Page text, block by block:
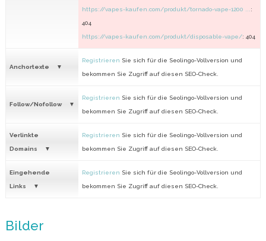
https://vapes-kaufen.com/produkt/tornado-vape-1200 ... :
404
https://vapes-kaufen.com/produkt/disposable-vape​/: 404
Anchortexte
Registrieren Sie sich für die Seolingo-Vollversion und
bekommen Sie Zugriff auf diesen SEO-Check.
Follow/Nofollow
Registrieren Sie sich für die Seolingo-Vollversion und
bekommen Sie Zugriff auf diesen SEO-Check.
Verlinkte
Domains
Registrieren Sie sich für die Seolingo-Vollversion und
bekommen Sie Zugriff auf diesen SEO-Check.
Eingehende
Links
Registrieren Sie sich für die Seolingo-Vollversion und
bekommen Sie Zugriff auf diesen SEO-Check.
Bilder